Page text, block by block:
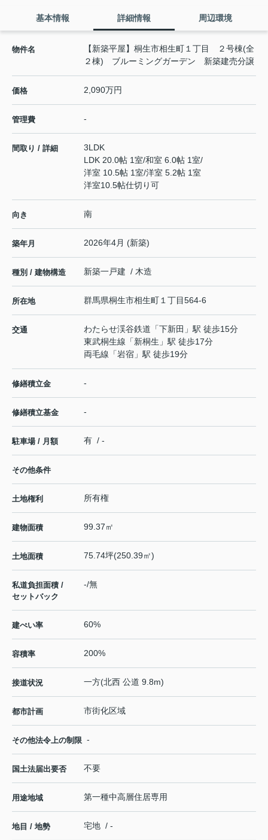
基本情報 詳細情報 周辺環境
物件名
【新築平屋】桐生市相生町１丁目 ２号棟(全
２棟) ブルーミングガーデン 新築建売分譲
価格 2,090万円
管理費 -
間取り / 詳細
3LDK
LDK 20.0帖 1室/和室 6.0帖 1室/
洋室 10.5帖 1室/洋室 5.2帖 1室
洋室10.5帖仕切り可
向き 南
築年月 2026年4月 (新築)
種別 / 建物構造 新築一戸建 / 木造
所在地 群馬県桐生市相生町 １丁目564-6
交通 わたらせ渓谷鉄道 「下新田 」駅 徒歩15分
東武桐生線 「新桐生 」駅 徒歩17分
両毛線 「岩宿 」駅 徒歩19分
修繕積立金 -
修繕積立基金 -
駐車場 / 月額 有 / -
その他条件
土地権利 所有権
建物面積 99.37㎡
土地面積 75.74坪(250.39㎡)
私道負担面積 /
セットバック
-/無
建ぺい率 60%
容積率 200%
接道状況 一方(北西 公道 9.8m)
都市計画 市街化区域
その他法令上の制限 -
国土法届出要否 不要
用途地域 第一種中高層住居専用
地目 / 地勢 宅地 / -